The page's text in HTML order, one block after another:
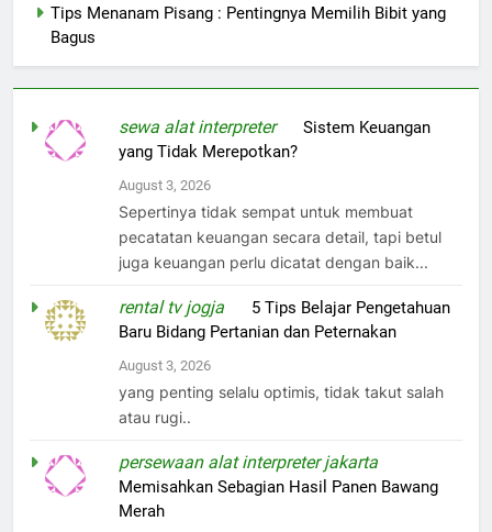
Tips Menanam Pisang : Pentingnya Memilih Bibit yang
Bagus
sewa alat interpreteronSistem Keuangan
yang Tidak Merepotkan?
August 3, 2026
Sepertinya tidak sempat untuk membuat
pecatatan keuangan secara detail, tapi betul
juga keuangan perlu dicatat dengan baik...
rental tv jogja
5 Tips Belajar Pengetahuan
Baru Bidang Pertanian dan Peternakan
August 3, 2026
yang penting selalu optimis, tidak takut salah
atau rugi..
persewaan alat interpreter jakarta
Memisahkan Sebagian Hasil Panen Bawang
Merah